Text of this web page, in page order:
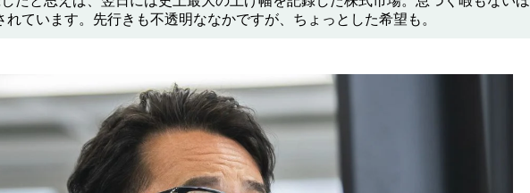
ています。先行きも不透明ななかですが、ちょっとした希望も。